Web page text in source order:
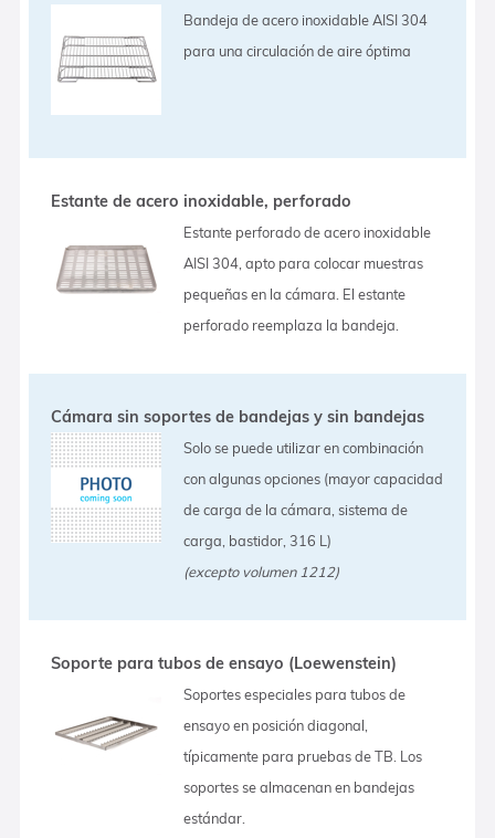
Bandeja de acero inoxidable AISI 304
para una circulación de aire óptima
Estante de acero inoxidable, perforado
Estante perforado de acero inoxidable
AISI 304, apto para colocar muestras
pequeñas en la cámara. El estante
perforado reemplaza la bandeja.
Cámara sin soportes de bandejas y sin bandejas
Solo se puede utilizar en combinación
con algunas opciones (mayor capacidad
de carga de la cámara, sistema de
carga, bastidor, 316 L)
(excepto volumen 1212)
Soporte para tubos de ensayo (Loewenstein)
Soportes especiales para tubos de
ensayo en posición diagonal,
típicamente para pruebas de TB. Los
soportes se almacenan en bandejas
estándar.